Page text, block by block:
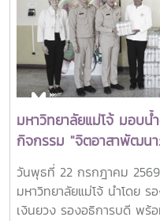
Scholarship Alumni
เก่าผู้ได้รับทุนการศึกษาร
นำองค์ความรู้ ประสบการ
ไปสร้างคุณประโยชน์ต่อองค์
ตะวันออกเฉียงใต้ ตลอดจน
ปรัชญาของ SEARCA ผ่าน
สาธารณะ และการอุทิศตนเ
รางวัลครอบคลุมผลงานส
(Teaching) การวิจัย
พัฒนาชุมชน (Public
Development) และธุรกิจกา
มหาวิทยาลัยแม่โจ้ มอบน้
กิจกรรม "จิตอาสาพัฒน
อำเภอสันทราย
วันพุธที่ 22 กรกฎาคม
มหาวิทยาลัยแม่โจ้ นำโดย
เงินยวง รองอธิการบดี พร้